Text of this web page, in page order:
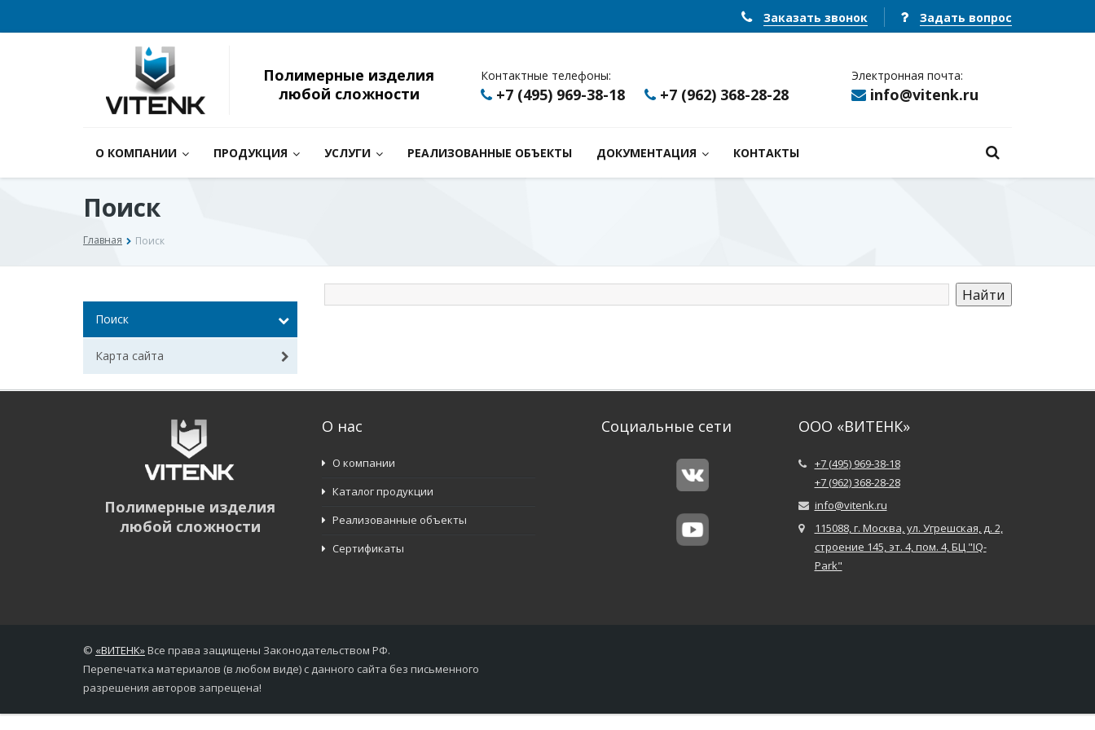
Заказать звонок Задать вопрос
Полимерные изделия
любой сложности
Контактные телефоны:
+7 (495) 969-38-18 +7 (962) 368-28-28
Электронная почта:
info@vitenk.ru
О КОМПАНИИ ПРОДУКЦИЯ УСЛУГИ РЕАЛИЗОВАННЫЕ ОБЪЕКТЫ ДОКУМЕНТАЦИЯ КОНТАКТЫ
Поиск
Главная Поиск
Поиск
Карта сайта
Полимерные изделия
любой сложности
О нас
О компании
Каталог продукции
Реализованные объекты
Сертификаты
Социальные сети ООО «ВИТЕНК»
+7 (495) 969-38-18
+7 (962) 368-28-28
info@vitenk.ru
115088, г. Москва, ул. Угрешская, д. 2,
строение 145, эт. 4, пом. 4, БЦ "IQ-
Park"
© «ВИТЕНК»Все права защищены Законодательством РФ.
Перепечатка материалов (в любом виде) с данного сайта без письменного
разрешения авторов запрещена!